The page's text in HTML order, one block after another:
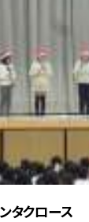
タクロース